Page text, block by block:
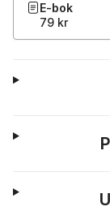
E-bok
79 kr